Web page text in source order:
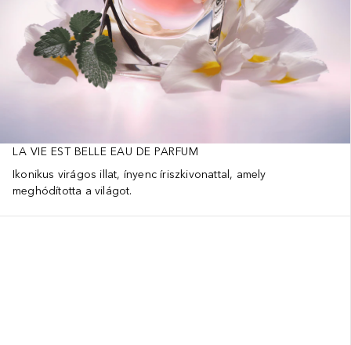
LA VIE EST BELLE EAU DE PARFUM
Ikonikus virágos illat, ínyenc íriszkivonattal, amely
meghódította a világot.